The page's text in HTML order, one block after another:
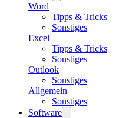
Word
Tipps & Tricks
Sonstiges
Excel
Tipps & Tricks
Sonstiges
Outlook
Sonstiges
Allgemein
Sonstiges
Software